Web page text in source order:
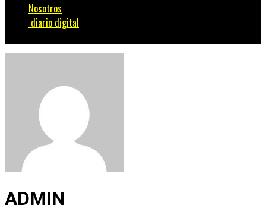
Nosotros
diario digital
ADMIN